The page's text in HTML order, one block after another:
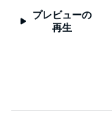
プレビューの
再生